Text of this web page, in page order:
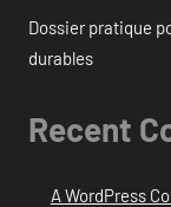
Dossier pratique
durables
Recent
A WordPress